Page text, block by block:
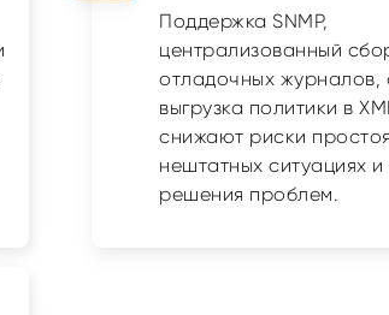
Поддержка SNMP,
централизованный
отладочных журналов,
выгрузка политики в
снижают риски
нештатных ситуациях
решения проблем.